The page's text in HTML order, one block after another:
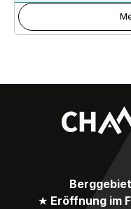
★ Eröffnung im